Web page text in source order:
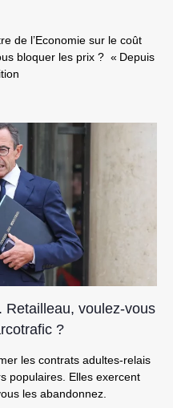
de l’Economie sur le coût
bloquer les prix ? « Depuis
Retailleau, voulez-vous
?
les contrats adultes-relais
populaires. Elles exercent
les abandonnez.